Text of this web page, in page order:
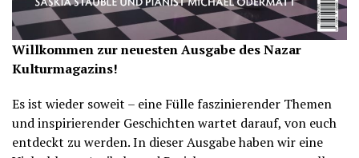
Willkommen zur neuesten Ausgabe des Nazar
Kulturmagazins!
Es ist wieder soweit – eine Fülle faszinierender Themen
und inspirierender Geschichten wartet darauf, von euch
entdeckt zu werden. In dieser Ausgabe haben wir eine